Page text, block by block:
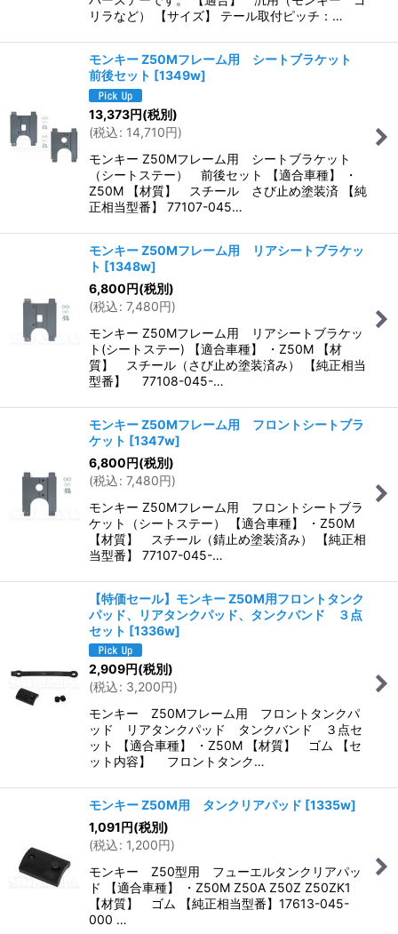
リラなど） 【サイズ】 テール取付ピッチ：…
モンキー Z50Mフレーム用 シートブラケット
前後セット [1349w]
13,373円(税別)
(税込: 14,710円)
モンキー Z50Mフレーム用 シートブラケット
（シートステー） 前後セット 【適合車種】 ・
Z50M 【材質】 スチール さび止め塗装済 【純
正相当型番】 77107-045…
モンキー Z50Mフレーム用 リアシートブラケッ
ト [1348w]
6,800円(税別)
(税込: 7,480円)
モンキー Z50Mフレーム用 リアシートブラケッ
ト(シートステー) 【適合車種】 ・Z50M 【材
質】 スチール（さび止め塗装済み） 【純正相当
型番】 77108-045-…
モンキー Z50Mフレーム用 フロントシートブラ
ケット [1347w]
6,800円(税別)
(税込: 7,480円)
モンキー Z50Mフレーム用 フロントシートブラ
ケット（シートステー） 【適合車種】 ・Z50M
【材質】 スチール（錆止め塗装済み） 【純正相
当型番】 77107-045-…
【特価セール】モンキー Z50M用フロントタンク
パッド、リアタンクパッド、タンクバンド ３点
セット [1336w]
2,909円(税別)
(税込: 3,200円)
モンキー Z50Mフレーム用 フロントタンクパ
ッド リアタンクパッド タンクバンド ３点セ
ット 【適合車種】 ・Z50M 【材質】 ゴム 【セ
ット内容】 フロントタンク…
モンキー Z50M用 タンクリアパッド [1335w]
1,091円(税別)
(税込: 1,200円)
モンキー Z50型用 フューエルタンクリアパッ
ド 【適合車種】 ・Z50M Z50A Z50Z Z50ZK1
【材質】 ゴム 【純正相当型番】17613-045-
000 …